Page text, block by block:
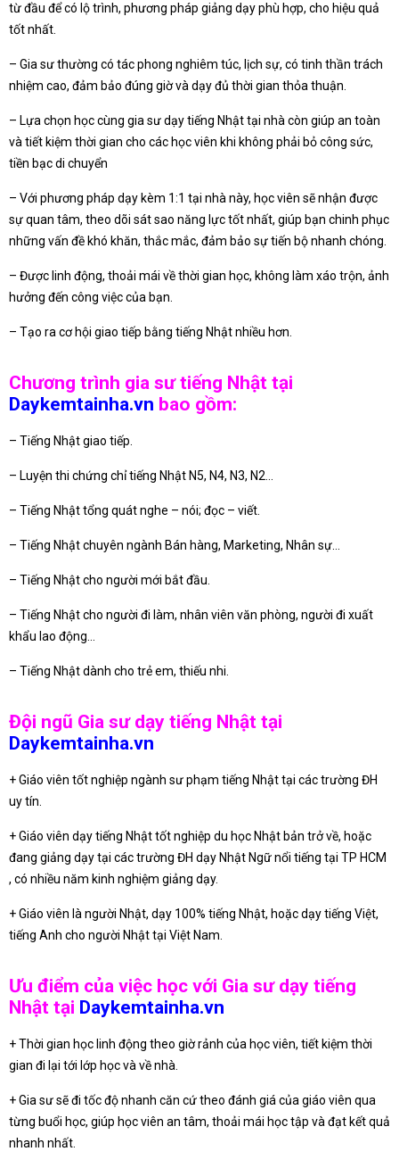
từ đầu để có lộ trình, phương pháp giảng dạy phù hợp, cho hiệu quả
tốt nhất.
– Gia sư thường có tác phong nghiêm túc, lịch sự, có tinh thần trách
nhiệm cao, đảm bảo đúng giờ và dạy đủ thời gian thỏa thuận.
– Lựa chọn học cùng gia sư dạy tiếng Nhật tại nhà còn giúp an toàn
và tiết kiệm thời gian cho các học viên khi không phải bỏ công sức,
tiền bạc di chuyển
– Với phương pháp dạy kèm 1:1 tại nhà này, học viên sẽ nhận được
sự quan tâm, theo dõi sát sao năng lực tốt nhất, giúp bạn chinh phục
những vấn đề khó khăn, thắc mắc, đảm bảo sự tiến bộ nhanh chóng.
– Được linh động, thoải mái về thời gian học, không làm xáo trộn, ảnh
hưởng đến công việc của bạn.
– Tạo ra cơ hội giao tiếp bằng tiếng Nhật nhiều hơn.
Chương trình gia sư tiếng Nhật tại
Daykemtainha.vn bao gồm:
– Tiếng Nhật giao tiếp.
– Luyện thi chứng chỉ tiếng Nhật N5, N4, N3, N2…
– Tiếng Nhật tổng quát nghe – nói; đọc – viết.
– Tiếng Nhật chuyên ngành Bán hàng, Marketing, Nhân sự…
– Tiếng Nhật cho người mới bắt đầu.
– Tiếng Nhật cho người đi làm, nhân viên văn phòng, người đi xuất
khẩu lao động…
– Tiếng Nhật dành cho trẻ em, thiếu nhi.
Đội ngũ Gia sư dạy tiếng Nhật tại
Daykemtainha.vn
+ Giáo viên tốt nghiệp ngành sư phạm tiếng Nhật tại các trường ĐH
uy tín.
+ Giáo viên dạy tiếng Nhật tốt nghiệp du học Nhật bản trở về, hoặc
đang giảng dạy tại các trường ĐH dạy Nhật Ngữ nổi tiếng tại TP HCM
, có nhiều năm kinh nghiệm giảng dạy.
+ Giáo viên là người Nhật, dạy 100% tiếng Nhật, hoặc dạy tiếng Việt,
tiếng Anh cho người Nhật tại Việt Nam.
Ưu điểm của việc học với Gia sư dạy tiếng
Nhật tại Daykemtainha.vn
+ Thời gian học linh động theo giờ rảnh của học viên, tiết kiệm thời
gian đi lại tới lớp học và về nhà.
+ Gia sư sẽ đi tốc độ nhanh căn cứ theo đánh giá của giáo viên qua
từng buổi học, giúp học viên an tâm, thoải mái học tập và đạt kết quả
nhanh nhất.